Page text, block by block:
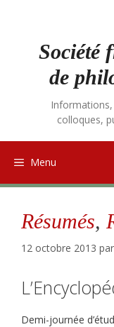
Société
de
colloques,
Menu
Résumés,
12 octobre 2013 par
Demi-journée